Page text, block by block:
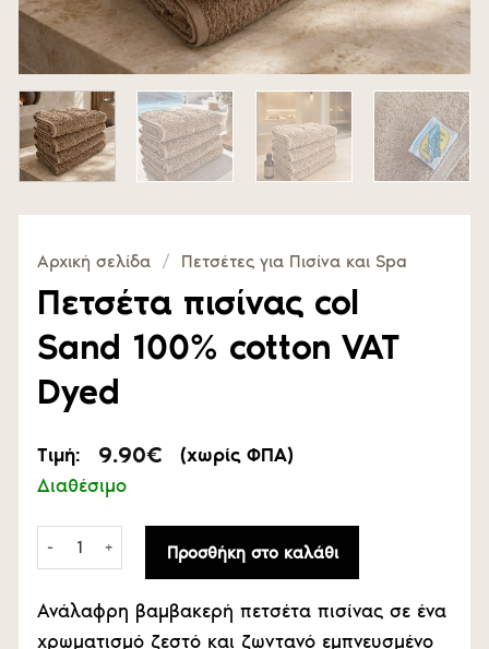
Αρχική σελίδα / Πετσέτες για Πισίνα και Spa
Πετσέτα πισίνας col
Sand 100% cotton VAT
Dyed
Τιμή: 9.90€
(χωρίς ΦΠΑ)
Διαθέσιμο
Πετσέτα πισίνας col Sand 100% cotton VAT Dyed ποσότητα
Προσθήκη στο καλάθι
Ανάλαφρη βαμβακερή πετσέτα πισίνας σε ένα
χρωματισμό ζεστό και ζωντανό εμπνευσμένο